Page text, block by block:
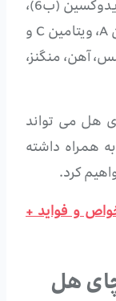
موارد دیگری از جمله نیاسین (ب3)، پیریدوکسین (ب6)،
ریبوفلاوین (ب2)، تیامین (ب1)، ویتامین A، ویتامین C و
آهن، منگنز،
هل می تواند
همراه داشته
کرد.
و فواید +